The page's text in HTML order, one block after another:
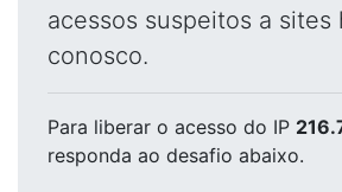
acessos suspeitos a sites
conosco.
Para liberar o acesso do IP
responda ao desafio abaixo.